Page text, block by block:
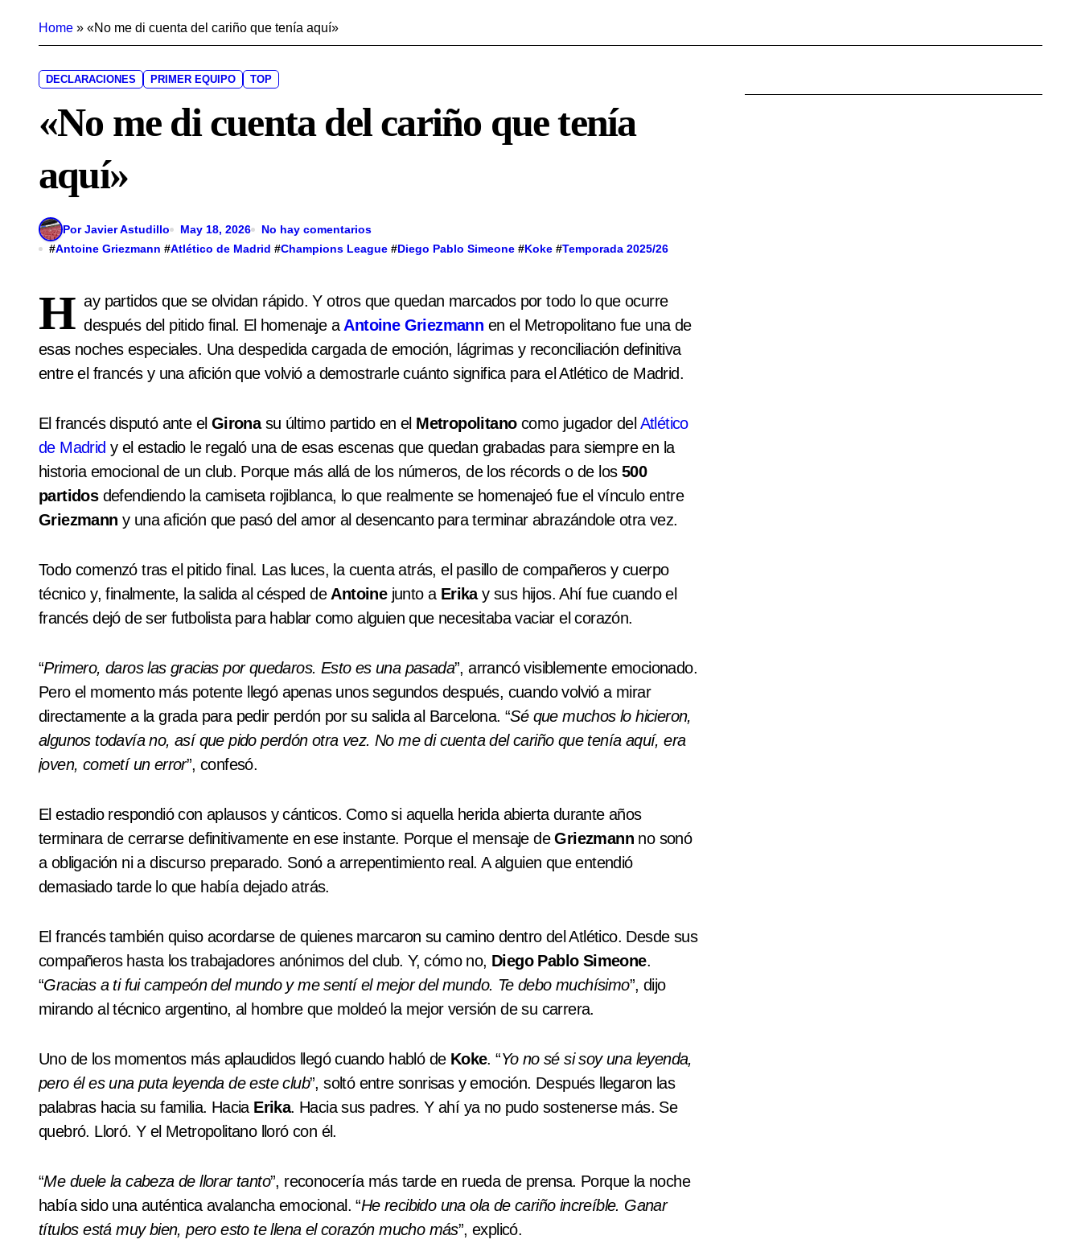
Home » «No me di cuenta del cariño que tenía aquí»
DECLARACIONES PRIMER EQUIPO TOP
«No me di cuenta del cariño que tenía
aquí»
Por Javier Astudillo May 18, 2026
No hay comentarios
#Antoine Griezmann #Atlético de Madrid #Champions League #Diego Pablo Simeone #Koke #Temporada 2025/26
H ay partidos que se olvidan rápido. Y otros que quedan marcados por todo lo que ocurre
después del pitido final. El homenaje a Antoine Griezmann en el Metropolitano fue una de
esas noches especiales. Una despedida cargada de emoción, lágrimas y reconciliación definitiva
entre el francés y una afición que volvió a demostrarle cuánto significa para el Atlético de Madrid.
El francés disputó ante el Gironasu último partido en el Metropolitano como jugador del Atlético
de Madrid y el estadio le regaló una de esas escenas que quedan grabadas para siempre en la
historia emocional de un club. Porque más allá de los números, de los récords o de los 500
partidosdefendiendo la camiseta rojiblanca, lo que realmente se homenajeó fue el vínculo entre
Griezmann y una afición que pasó del amor al desencanto para terminar abrazándole otra vez.
Todo comenzó tras el pitido final. Las luces, la cuenta atrás, el pasillo de compañeros y cuerpo
técnico y, finalmente, la salida al césped de Antoine junto a Erikay sus hijos. Ahí fue cuando el
francés dejó de ser futbolista para hablar como alguien que necesitaba vaciar el corazón.
“Primero, daros las gracias por quedaros. Esto es una pasada”, arrancó visiblemente emocionado.
Pero el momento más potente llegó apenas unos segundos después, cuando volvió a mirar
directamente a la grada para pedir perdón por su salida al Barcelona. “Sé que muchos lo hicieron,
algunos todavía no, así que pido perdón otra vez. No me di cuenta del cariño que tenía aquí, era
joven, cometí un error”, confesó.
El estadio respondió con aplausos y cánticos. Como si aquella herida abierta durante años
terminara de cerrarse definitivamente en ese instante. Porque el mensaje deGriezmann no sonó
a obligación ni a discurso preparado. Sonó a arrepentimiento real. A alguien que entendió
demasiado tarde lo que había dejado atrás.
El francés también quiso acordarse de quienes marcaron su camino dentro del Atlético. Desde sus
compañeros hasta los trabajadores anónimos del club. Y, cómo no, Diego Pablo Simeone.
“Gracias a ti fui campeón del mundo y me sentí el mejor del mundo. Te debo muchísimo”, dijo
mirando al técnico argentino, al hombre que moldeó la mejor versión de su carrera.
Uno de los momentos más aplaudidos llegó cuando habló de Koke. “Yo no sé si soy una leyenda,
pero él es una puta leyenda de este club”, soltó entre sonrisas y emoción. Después llegaron las
palabras hacia su familia. Hacia Erika. Hacia sus padres. Y ahí ya no pudo sostenerse más. Se
quebró. Lloró. Y el Metropolitano lloró con él.
“Me duele la cabeza de llorar tanto”, reconocería más tarde en rueda de prensa. Porque la noche
había sido una auténtica avalancha emocional. “He recibido una ola de cariño increíble. Ganar
títulos está muy bien, pero esto te llena el corazón mucho más”, explicó.